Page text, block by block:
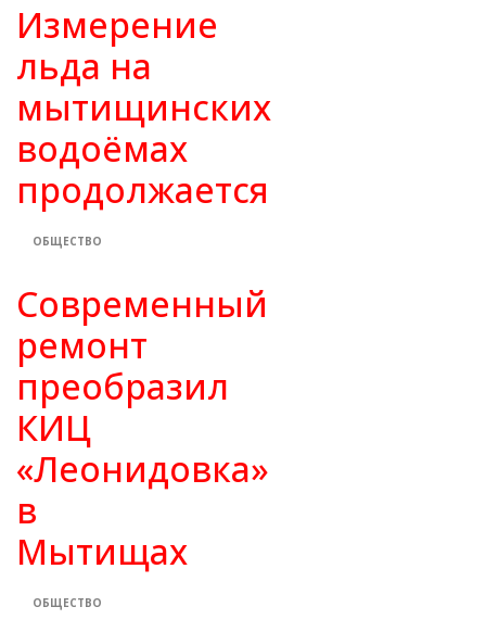
Измерение
льда на
мытищинских
водоёмах
продолжается
ОБЩЕСТВО
Современный
ремонт
преобразил
КИЦ
«Леонидовка»
в
Мытищах
ОБЩЕСТВО